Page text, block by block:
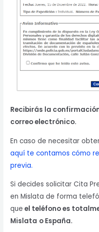
Recibirás la
correo electrónico.
En caso de necesitar
aquí te contamos cómo
previa.
Si decides solicitar Cita
en Mislata de forma
que el teléfono es
Mislata o España.